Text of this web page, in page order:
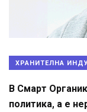
ХРАНИТЕЛНА
В Смарт
политика, а е